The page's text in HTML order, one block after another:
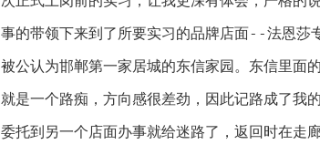
事的带领下来到了所要实习的品牌店面--法恩莎
被公认为邯郸第一家居城的东信家园。东信里面
就是一个路痴，方向感很差劲，因此记路成了我
委托到另一个店面办事就给迷路了，返回时在走